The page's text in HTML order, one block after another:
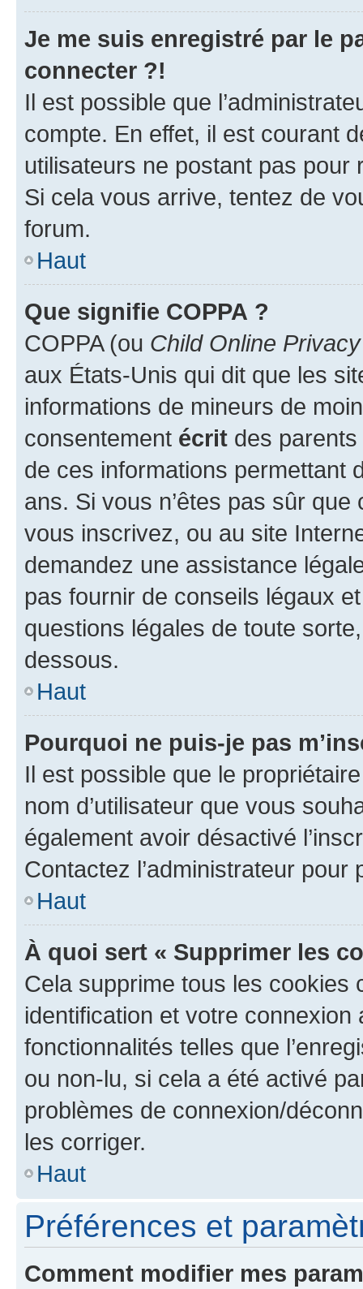
Je me suis enregistré par le
connecter ?!
Il est possible que
compte. En effet, il est courant
utilisateurs ne postant pas pour
Si cela vous arrive, tentez de
forum.
Haut
Que signifie COPPA ?
COPPA (ou Child Online
aux États-Unis qui dit que les
informations de mineurs de
consentement écrit des parents
de ces informations permettant
ans. Si vous n’êtes pas sûr
vous inscrivez, ou au site
demandez une assistance
pas fournir de conseils légaux
questions légales de toute
dessous.
Haut
Pourquoi ne puis-je pas
Il est possible que le
nom d’utilisateur que vous
également avoir désactivé
Contactez l’administrateur
Haut
À quoi sert « Supprimer les
Cela supprime tous les cookies
identification et votre
fonctionnalités telles que
ou non-lu, si cela a été activé
problèmes de connexion/
les corriger.
Haut
Préférences et
Comment modifier mes